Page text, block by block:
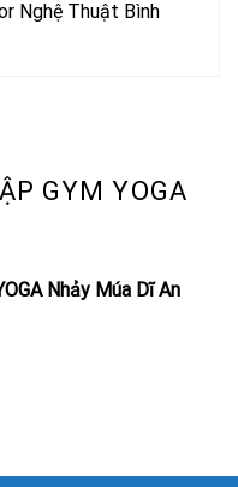
GYM YOGA
Nhảy Múa Dĩ An
Nghệ Thuật Bình